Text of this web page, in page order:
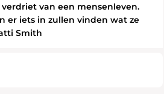
van een mensenleven.
er iets in zullen vinden wat ze
Smith